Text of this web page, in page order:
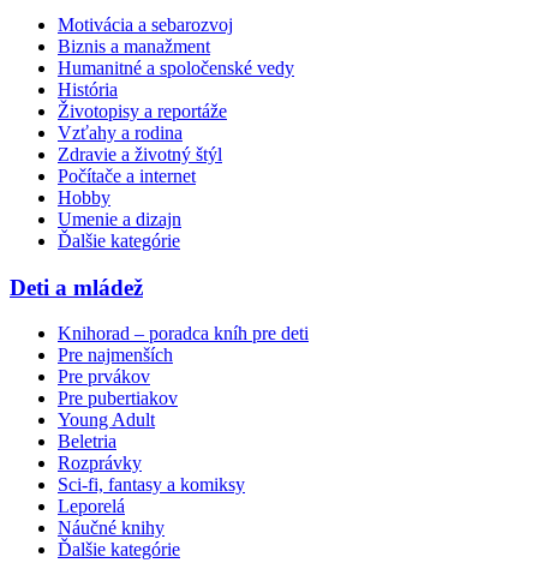
Motivácia a sebarozvoj
Biznis a manažment
Humanitné a spoločenské vedy
História
Životopisy a reportáže
Vzťahy a rodina
Zdravie a životný štýl
Počítače a internet
Hobby
Umenie a dizajn
Ďalšie kategórie
Deti a mládež
Knihorad – poradca kníh pre deti
Pre najmenších
Pre prvákov
Pre pubertiakov
Young Adult
Beletria
Rozprávky
Sci-fi, fantasy a komiksy
Leporelá
Náučné knihy
Ďalšie kategórie